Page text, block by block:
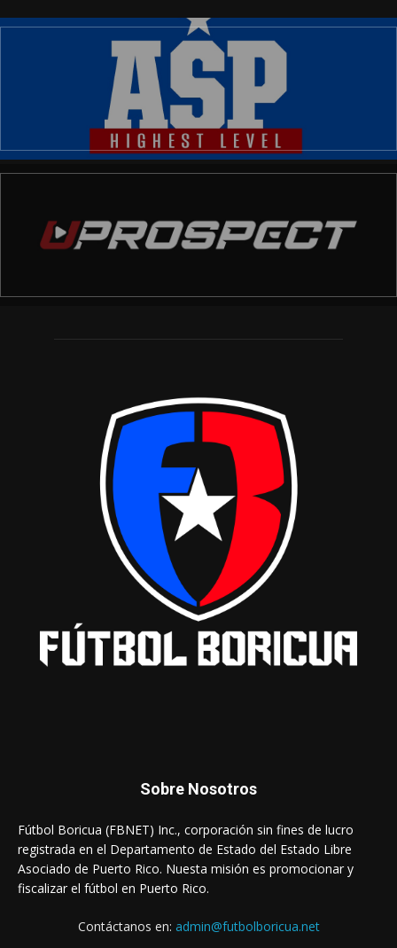
Sobre Nosotros
Fútbol Boricua (FBNET) Inc., corporación sin fines de lucro
registrada en el Departamento de Estado del Estado Libre
Asociado de Puerto Rico. Nuesta misión es promocionar y
fiscalizar el fútbol en Puerto Rico.
Contáctanos en: admin@futbolboricua.net